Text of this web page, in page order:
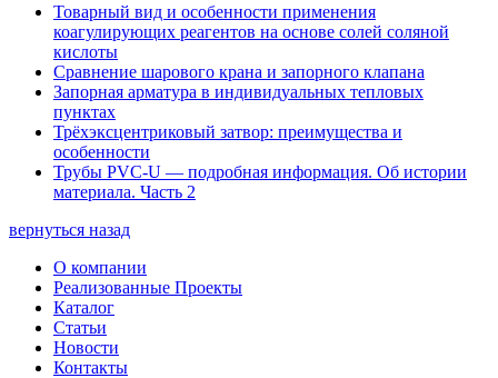
Товарный вид и особенности применения
коагулирующих реагентов на основе солей соляной
кислоты
Сравнение шарового крана и запорного клапана
Запорная арматура в индивидуальных тепловых
пунктах
Трёхэксцентриковый затвор: преимущества и
особенности
Трубы PVC-U — подробная информация. Об истории
материала. Часть 2
вернуться назад
О компании
Реализованные Проекты
Каталог
Статьи
Новости
Контакты